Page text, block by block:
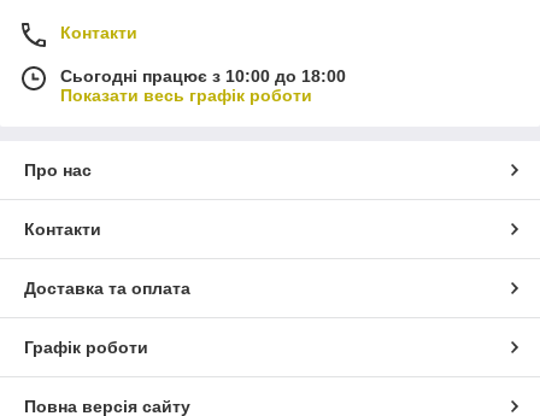
Контакти
Сьогодні працює з 10:00 до 18:00
Показати весь графік роботи
Про нас
Контакти
Доставка та оплата
Графік роботи
Повна версія сайту